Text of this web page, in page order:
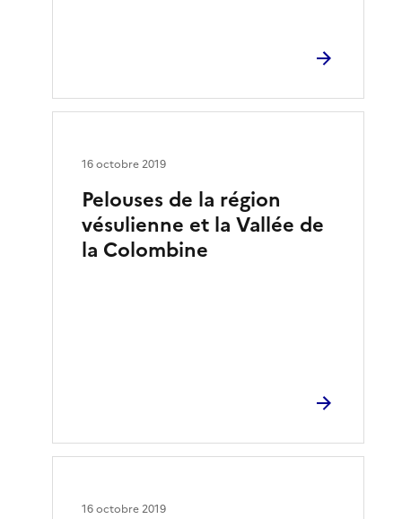
Pelouses de la région
vésulienne et la Vallée de
la Colombine
16 octobre 2019
16 octobre 2019